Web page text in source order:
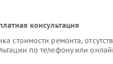
консультация
стоимости ремонта,
по телефону или